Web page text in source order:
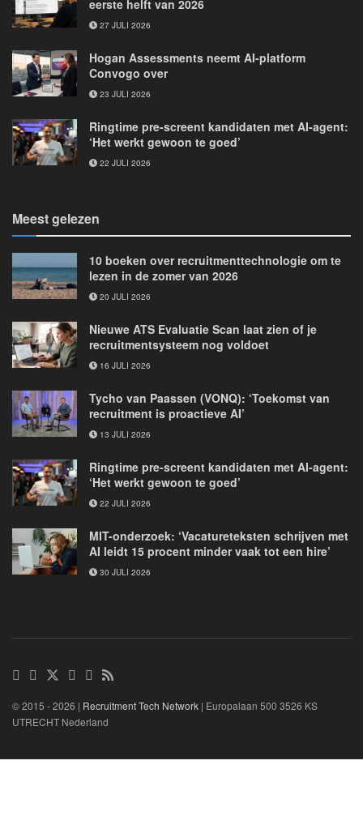
eerste helft van 2026
27 JULI 2026
Hogan Assessments neemt AI-platform
Convogo over
23 JULI 2026
Ringtime pre-screent kandidaten met AI-agent:
‘Het werkt gewoon te goed’
22 JULI 2026
Meest gelezen
10 boeken over recruitmenttechnologie om te
lezen in de zomer van 2026
20 JULI 2026
Nieuwe ATS Evaluatie Scan laat zien of je
recruitmentsysteem nog voldoet
16 JULI 2026
Tycho van Paassen (VONQ): ‘Toekomst van
recruitment is proactieve AI’
13 JULI 2026
Ringtime pre-screent kandidaten met AI-agent:
‘Het werkt gewoon te goed’
22 JULI 2026
MIT-onderzoek: ‘Vacatureteksten schrijven met
AI leidt 15 procent minder vaak tot een hire’
30 JULI 2026
© 2015 - 2026 | Recruitment Tech Network | Europalaan 500 3526 KS
UTRECHT Nederland